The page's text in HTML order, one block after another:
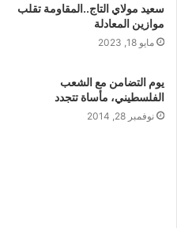
سعيد مولاي التاج..المقاومة تقلب
موازين المعادلة
مايو 18, 2023
يوم التضامن مع الشعب
الفلسطيني، مأساة تتجدد
نوفمبر 28, 2014